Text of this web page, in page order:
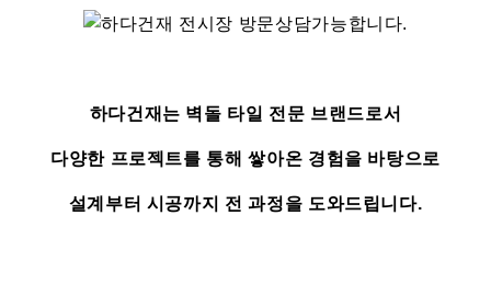
하다건재는 벽돌 타일 전문 브랜드로서
다양한 프로젝트를 통해 쌓아온 경험을 바탕으로
설계부터 시공까지 전 과정을 도와드립니다.